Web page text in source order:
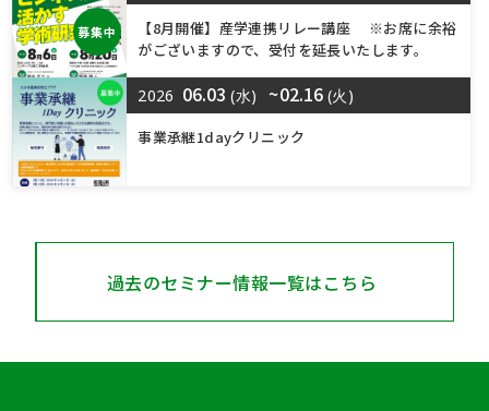
募集中
【8月開催】産学連携リレー講座 ※お席に余裕
がございますので、受付を延長いたします。
2026 06.03(水) ~02.16 (火)
事業承継1dayクリニック
過去のセミナー情報一覧はこちら